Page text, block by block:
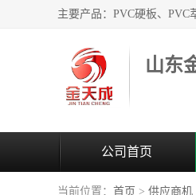
山东
公司首页
当前位置： 首页 > 供应商机